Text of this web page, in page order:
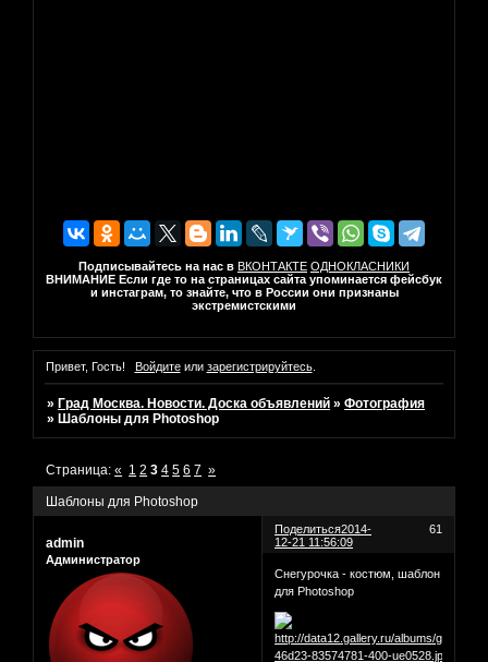
Подписывайтесь на нас в ВКОНТАКТЕ ОДНОКЛАСНИКИ
ВНИМАНИЕ Если где то на страницах сайта упоминается фейсбук
и инстаграм, то знайте, что в России они признаны
экстремистскими
Привет, Гость! Войдитеили зарегистрируйтесь.
» Град Москва. Новости. Доска объявлений »Фотография
» Шаблоны для Photoshop
Шаблоны для Photoshop
Страница:« 1 2 3 4 5 6 7 »
Поделиться 61
2014-
12-21 11:56:09
admin
Администратор
Снегурочка - костюм, шаблон
для Photoshop